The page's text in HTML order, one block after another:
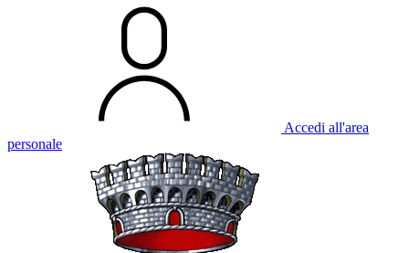
Accedi all'area
personale